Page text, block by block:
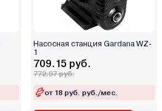
Насосная станция Gardana WZ-
1
709.15 руб.
772.97 руб.
от 18 руб. руб./мес.